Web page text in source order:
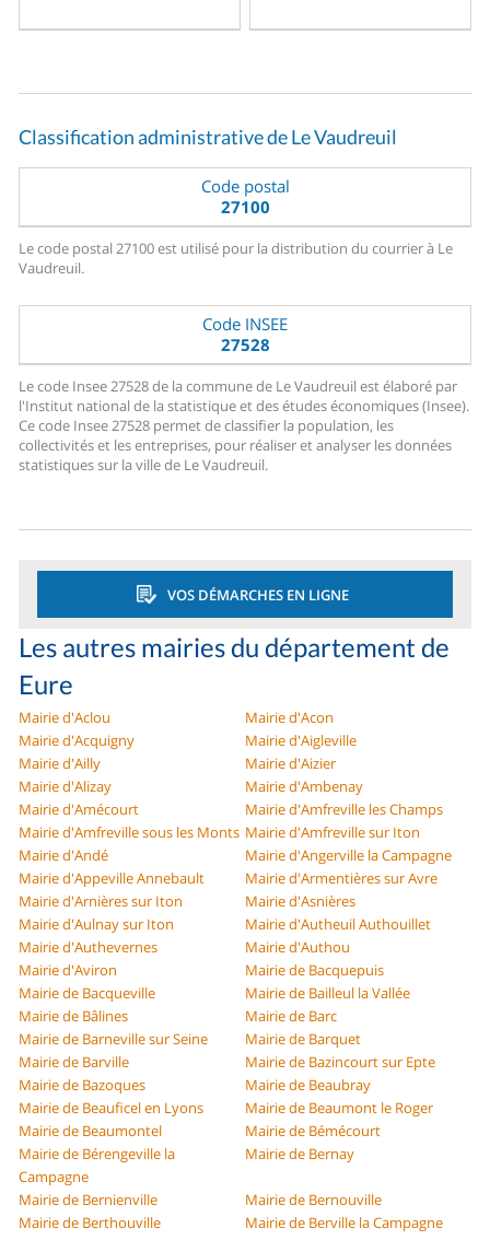
Classification administrative de Le Vaudreuil
Code postal
27100
Le code postal 27100 est utilisé pour la distribution du courrier à Le
Vaudreuil.
Code INSEE
27528
Le code Insee 27528 de la commune de Le Vaudreuil est élaboré par
l'Institut national de la statistique et des études économiques (Insee).
Ce code Insee 27528 permet de classifier la population, les
collectivités et les entreprises, pour réaliser et analyser les données
statistiques sur la ville de Le Vaudreuil.
VOS DÉMARCHES EN LIGNE
Les autres mairies du département de
Eure
Mairie d'Aclou
Mairie d'Acon
Mairie d'Acquigny
Mairie d'Aigleville
Mairie d'Ailly
Mairie d'Aizier
Mairie d'Alizay
Mairie d'Ambenay
Mairie d'Amécourt
Mairie d'Amfreville les Champs
Mairie d'Amfreville sous les Monts Mairie d'Amfreville sur Iton
Mairie d'Andé
Mairie d'Angerville la Campagne
Mairie d'Appeville Annebault
Mairie d'Armentières sur Avre
Mairie d'Arnières sur Iton
Mairie d'Asnières
Mairie d'Aulnay sur Iton
Mairie d'Autheuil Authouillet
Mairie d'Authevernes
Mairie d'Authou
Mairie d'Aviron
Mairie de Bacquepuis
Mairie de Bacqueville
Mairie de Bailleul la Vallée
Mairie de Bâlines
Mairie de Barc
Mairie de Barneville sur Seine
Mairie de Barquet
Mairie de Barville
Mairie de Bazincourt sur Epte
Mairie de Bazoques
Mairie de Beaubray
Mairie de Beauficel en Lyons
Mairie de Beaumont le Roger
Mairie de Beaumontel
Mairie de Bémécourt
Mairie de Bérengeville la
Campagne
Mairie de Bernay
Mairie de Bernienville
Mairie de Bernouville
Mairie de Berthouville
Mairie de Berville la Campagne